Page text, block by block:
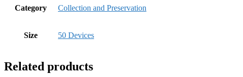
Category Collection and Preservation
Size 50 Devices
Related products